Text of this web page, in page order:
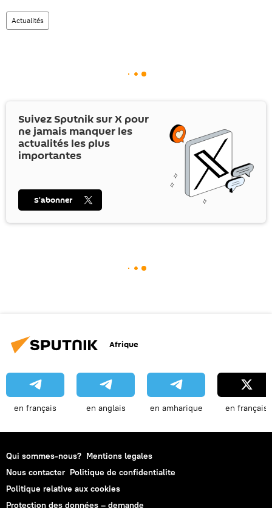
Actualités
Suivez Sputnik surX pour
ne jamais manquer les
actualités les plus
importantes
S’abonner
Afrique
en français en anglais en amharique en français
Qui sommes-nous? Mentions legales
Nous contacter Politique de confidentialite
Politique relative aux cookies
Protection des données – demande